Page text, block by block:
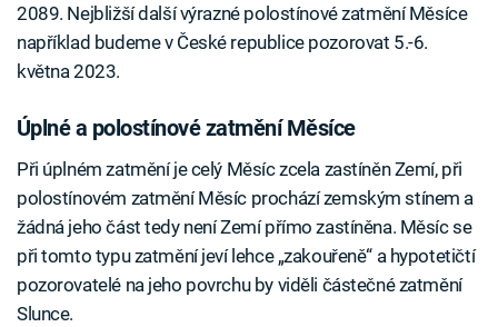
2089. Nejbližší další výrazné polostínové zatmění Měsíce
například budeme v České republice pozorovat 5.-6.
května 2023.
Úplné a polostínové zatmění Měsíce
Při úplném zatmění je celý Měsíc zcela zastíněn Zemí, při
polostínovém zatmění Měsíc prochází zemským stínem a
žádná jeho část tedy není Zemí přímo zastíněna. Měsíc se
při tomto typu zatmění jeví lehce „zakouřeně“ a hypotetičtí
pozorovatelé na jeho povrchu by viděli částečné zatmění
Slunce.